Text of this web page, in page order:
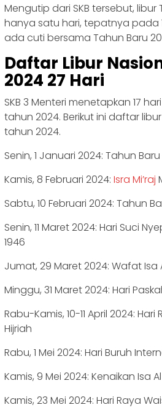
Mengutip dari SKB tersebut, libur
hanya satu hari, tepatnya pada
ada cuti bersama Tahun Baru
Daftar Libur
2024 27 Hari
SKB 3 Menteri menetapkan 17
tahun 2024. Berikut ini daftar
tahun 2024.
Senin, 1 Januari 2024: Tahun
Kamis, 8 Februari 2024: Isra Mi’raj
Sabtu, 10 Februari 2024: Tahun
Senin, 11 Maret 2024: Hari Suci
1946
Jumat, 29 Maret 2024: Wafat Isa
Minggu, 31 Maret 2024: Hari
Rabu-Kamis, 10-11 April 2024: Hari
Hijriah
Rabu, 1 Mei 2024: Hari Buruh
Kamis, 9 Mei 2024: Kenaikan Isa
Kamis, 23 Mei 2024: Hari Raya